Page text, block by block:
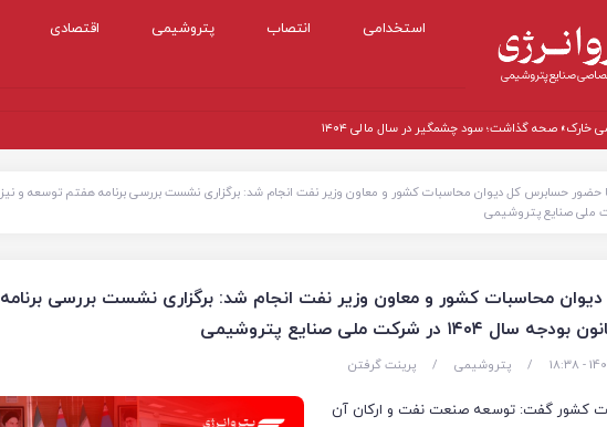
استخدامی انتصاب پتروشیمی اقتصادی
خارک» صحه گذاشت؛ سود چشمگیر در سال مالی ۱۴۰۴
حضور حسابرس کل دیوان محاسبات کشور و معاون وزیر نفت انجام شد: برگزاری نشست بررسی برنامه هفتم توسعه و نیز
محاسبات کشور و معاون وزیر نفت انجام شد: برگزاری نشست بررسی برنامه
شرکت ملی صنایع پتروشیمی
/ پتروشیمی / پرینت گرفتن
کشور گفت: توسعه صنعت نفت و ارکان آن